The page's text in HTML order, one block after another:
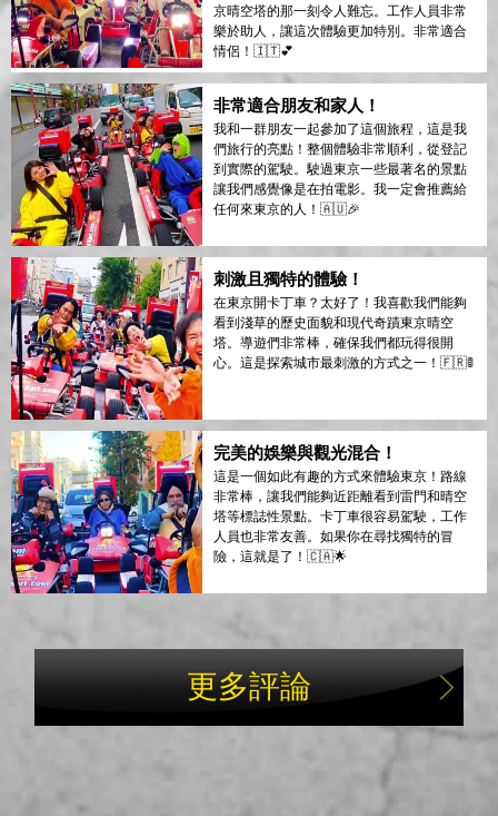
京晴空塔的那一刻令人難忘。工作人員非常
樂於助人，讓這次體驗更加特別。非常適合
情侶！🇮🇹💕
非常適合朋友和家人！
我和一群朋友一起參加了這個旅程，這是我
們旅行的亮點！整個體驗非常順利，從登記
到實際的駕駛。駛過東京一些最著名的景點
讓我們感覺像是在拍電影。我一定會推薦給
任何來東京的人！🇦🇺🎉
刺激且獨特的體驗！
在東京開卡丁車？太好了！我喜歡我們能夠
看到淺草的歷史面貌和現代奇蹟東京晴空
塔。導遊們非常棒，確保我們都玩得很開
心。這是探索城市最刺激的方式之一！🇫🇷🚦
完美的娛樂與觀光混合！
這是一個如此有趣的方式來體驗東京！路線
非常棒，讓我們能夠近距離看到雷門和晴空
塔等標誌性景點。卡丁車很容易駕駛，工作
人員也非常友善。如果你在尋找獨特的冒
險，這就是了！🇨🇦🌟
更多評論